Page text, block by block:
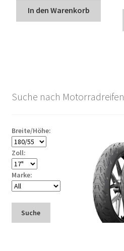
In den Warenkorb
Suche nach Motorradreifen
Breite/Höhe:
Zoll:
Marke:
Suche